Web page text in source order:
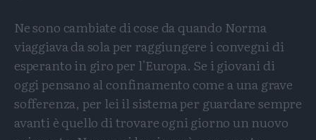
Ne sono cambiate di cose da quando Norma
viaggiava da sola per raggiungere i convegni di
esperanto in giro per l'Europa. Se i giovani di
oggi pensano al confinamento come a una grave
sofferenza, per lei il sistema per guardare sempre
avanti è quello di trovare ogni giorno un nuovo